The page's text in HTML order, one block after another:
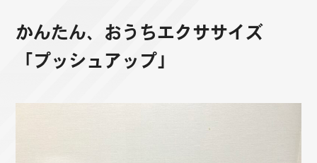
かんたん、おうちエクササイズ
「プッシュアップ」